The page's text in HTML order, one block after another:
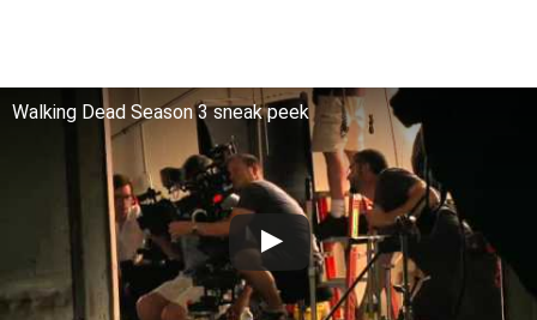
Walking Dead Season 3 sneak peek